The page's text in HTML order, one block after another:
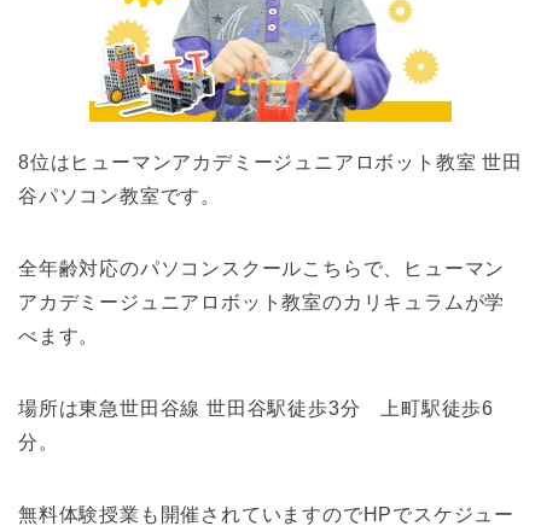
8位はヒューマンアカデミージュニアロボット教室 世田
谷パソコン教室です。
全年齢対応のパソコンスクールこちらで、ヒューマン
アカデミージュニアロボット教室のカリキュラムが学
べます。
場所は東急世田谷線 世田谷駅徒歩3分 上町駅徒歩6
分。
無料体験授業も開催されていますのでHPでスケジュー